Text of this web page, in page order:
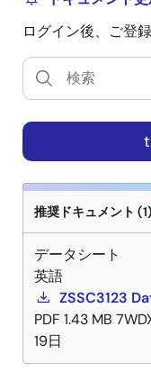
ログイン後、ご登
推奨ドキュメント (1)
データシート
英語
ZSSC3123
PDF 1.43 MB
19日